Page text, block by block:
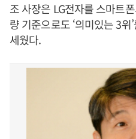
조 사장은 LG전자를 스마트
량 기준으로도 ‘의미있는 3
세웠다.